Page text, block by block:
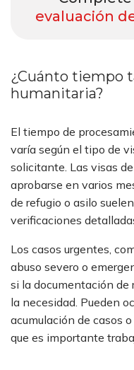
evaluación
¿Cuánto tiempo
humanitaria?
El tiempo de
varía según el tipo de
solicitante. Las visas
aprobarse en varios
de refugio o asilo
verificaciones
Los casos urgentes,
abuso severo o
si la documentación de
la necesidad. Pueden
acumulación de casos
que es importante